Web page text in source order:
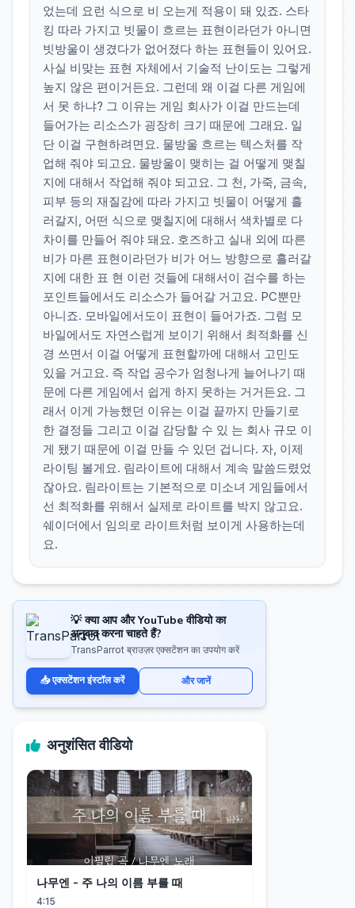
었는데 요런 식으로 비 오는게 적용이 돼 있죠. 스타
킹 따라 가지고 빗물이 흐르는 표현이라던가 아니면
빗방울이 생겼다가 없어졌다 하는 표현들이 있어요.
사실 비맞는 표현 자체에서 기술적 난이도는 그렇게
높지 않은 편이거든요. 그런데 왜 이걸 다른 게임에
서 못 하냐? 그 이유는 게임 회사가 이걸 만드는데
들어가는 리소스가 굉장히 크기 때문에 그래요. 일
단 이걸 구현하려면요. 물방울 흐르는 텍스처를 작
업해 줘야 되고요. 물방울이 맺히는 걸 어떻게 맺칠
지에 대해서 작업해 줘야 되고요. 그 천, 가죽, 금속,
피부 등의 재질감에 따라 가지고 빗물이 어떻게 흘
러갈지, 어떤 식으로 맺칠지에 대해서 색차별로 다
차이를 만들어 줘야 돼요. 호즈하고 실내 외에 따른
비가 마른 표현이라던가 비가 어느 방향으로 흘러갈
지에 대한 표 현 이런 것들에 대해서이 검수를 하는
포인트들에서도 리소스가 들어갈 거고요. PC뿐만
아니죠. 모바일에서도이 표현이 들어가죠. 그럼 모
바일에서도 자연스럽게 보이기 위해서 최적화를 신
경 쓰면서 이걸 어떻게 표현할까에 대해서 고민도
있을 거고요. 즉 작업 공수가 엄청나게 늘어나기 때
문에 다른 게임에서 쉽게 하지 못하는 거거든요. 그
래서 이게 가능했던 이유는 이걸 끝까지 만들기로
한 결정들 그리고 이걸 감당할 수 있 는 회사 규모 이
게 됐기 때문에 이걸 만들 수 있던 겁니다. 자, 이제
라이팅 볼게요. 림라이트에 대해서 계속 말씀드렸었
잖아요. 림라이트는 기본적으로 미소녀 게임들에서
선 최적화를 위해서 실제로 라이트를 박지 않고요.
쉐이더에서 임의로 라이트처럼 보이게 사용하는데
요.
💡 क्या आप और YouTube वीडियो का
अनुवाद करना चाहते हैं?
TransParrot ब्राउज़र एक्सटेंशन का उपयोग करें
📥 एक्सटेंशन इंस्टॉल करें और जानें
अनुशंसित वीडियो
나무엔 - 주 나의 이름 부를 때
4:15